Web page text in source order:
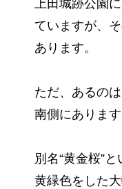
上田城跡公園
ていますが、
あります。
ただ、あるの
南側にあります
別名“黄金桜”
黄緑色をした